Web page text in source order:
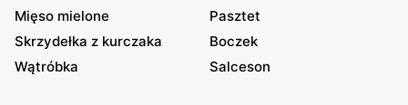
Mięso mielone
Pasztet
Skrzydełka z kurczaka
Boczek
Wątróbka
Salceson